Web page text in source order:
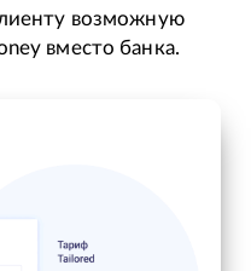
возможную
вместо банка.